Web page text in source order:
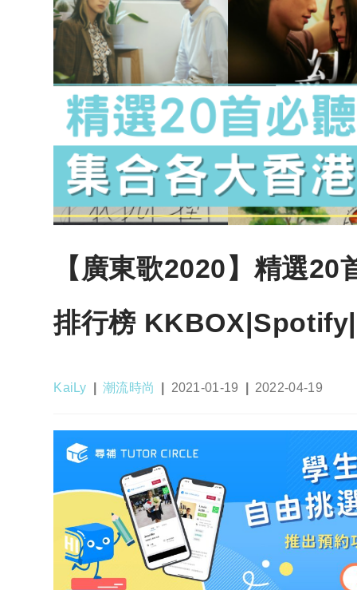
【廣東歌2020】精選
排行榜
Post
KaiLy
Post
潮流時尚
Post
2021-01-19
Post
2022-04-19